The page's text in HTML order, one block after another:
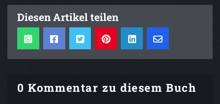
Diesen Artikel teilen
0 Kommentar zu diesem Buch